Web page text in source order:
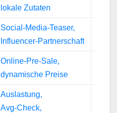
lokale Zutaten
Social‑Media‑Teaser,
Influencer‑Partnerschaft
Online‑Pre‑Sale,
dynamische Preise
Auslastung,
Avg‑Check,